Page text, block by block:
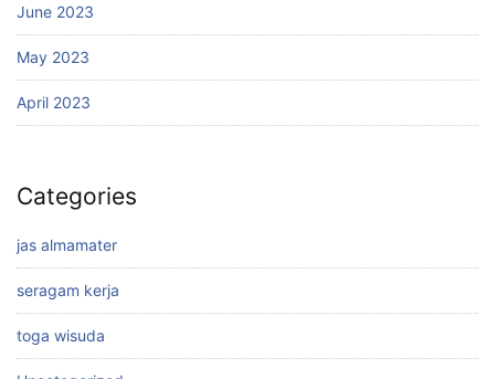
June 2023
May 2023
April 2023
Categories
jas almamater
seragam kerja
toga wisuda